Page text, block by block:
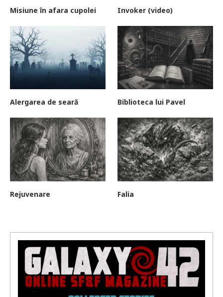
Misiune în afara cupolei Invoker (video)
Alergarea de seară Biblioteca lui Pavel
Rejuvenare Falia